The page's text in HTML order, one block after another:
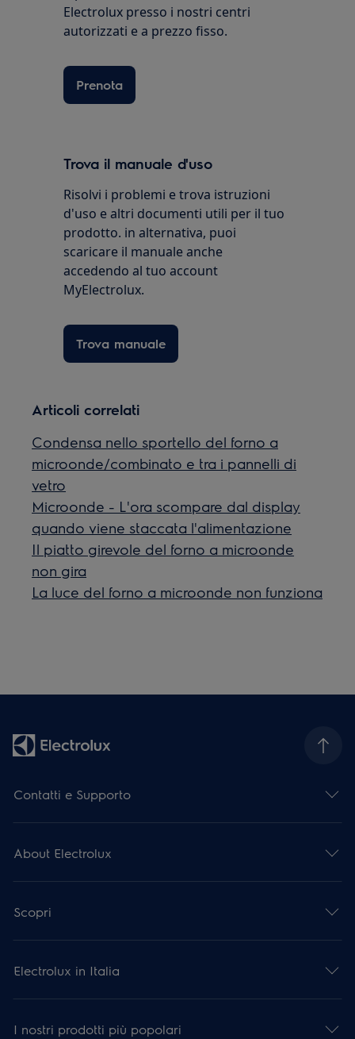
Electrolux presso i nostri centri
autorizzati e a prezzo fisso.
Prenota
Trova il manuale d'uso
Risolvi i problemi e trova istruzioni
d'uso e altri documenti utili per il tuo
prodotto. in alternativa, puoi
scaricare il manuale anche
accedendo al tuo account
MyElectrolux.
Trova manuale
Articoli correlati
Condensa nello sportello del forno a
microonde/combinato e tra i pannelli di
vetro
Microonde - L'ora scompare dal display
quando viene staccata l'alimentazione
Il piatto girevole del forno a microonde
non gira
La luce del forno a microonde non funziona
Contatti e Supporto
About Electrolux
Scopri
Electrolux in Italia
I nostri prodotti più popolari